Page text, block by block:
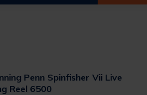
Penn Spinfisher Vii Live
Reel 6500